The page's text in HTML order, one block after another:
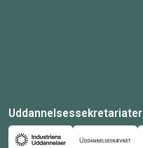
Uddannelsessekretariater